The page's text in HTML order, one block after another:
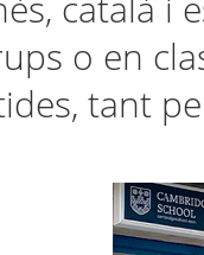
català i
o en
tant